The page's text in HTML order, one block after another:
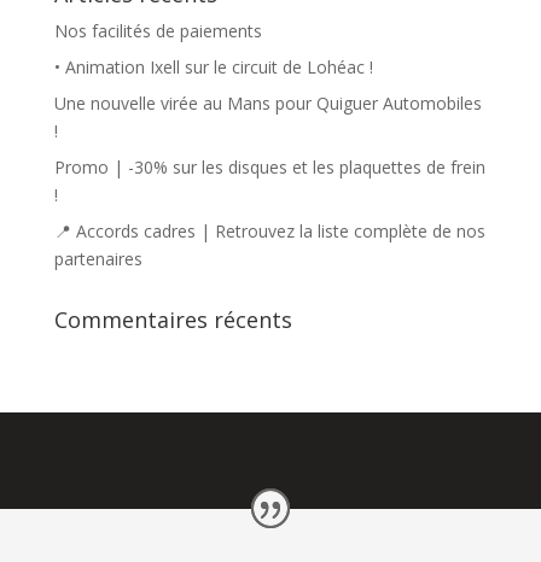
Nos facilités de paiements
• Animation Ixell sur le circuit de Lohéac !
Une nouvelle virée au Mans pour Quiguer Automobiles
!
Promo | -30% sur les disques et les plaquettes de frein
!
📍 Accords cadres | Retrouvez la liste complète de nos
partenaires
Commentaires récents